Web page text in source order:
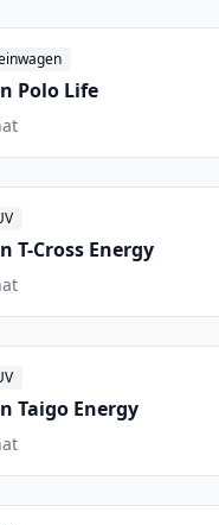
Polo Life
T-Cross Energy
Taigo Energy